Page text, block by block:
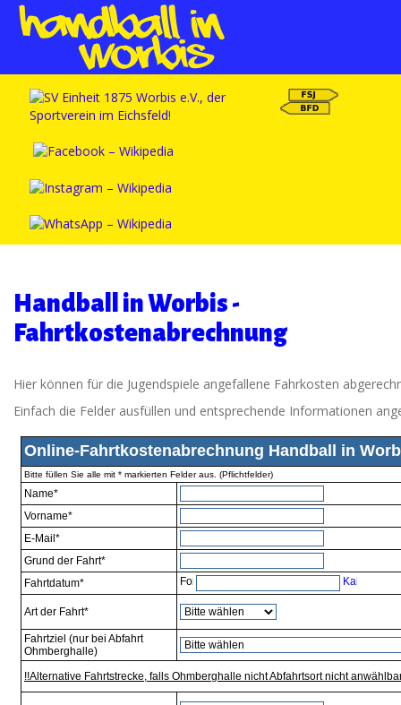
Handball in Worbis -
Fahrtkostenabrechnung
Hier können für die Jugendspiele angefallene Fahrkosten
Einfach die Felder ausfüllen und entsprechende Informationen